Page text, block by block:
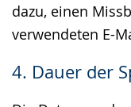
dazu, einen
verwendeten E-
4. Dauer der